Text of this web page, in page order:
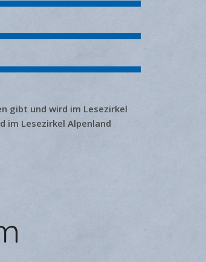
gibt und wird im Lesezirkel
im Lesezirkel Alpenland